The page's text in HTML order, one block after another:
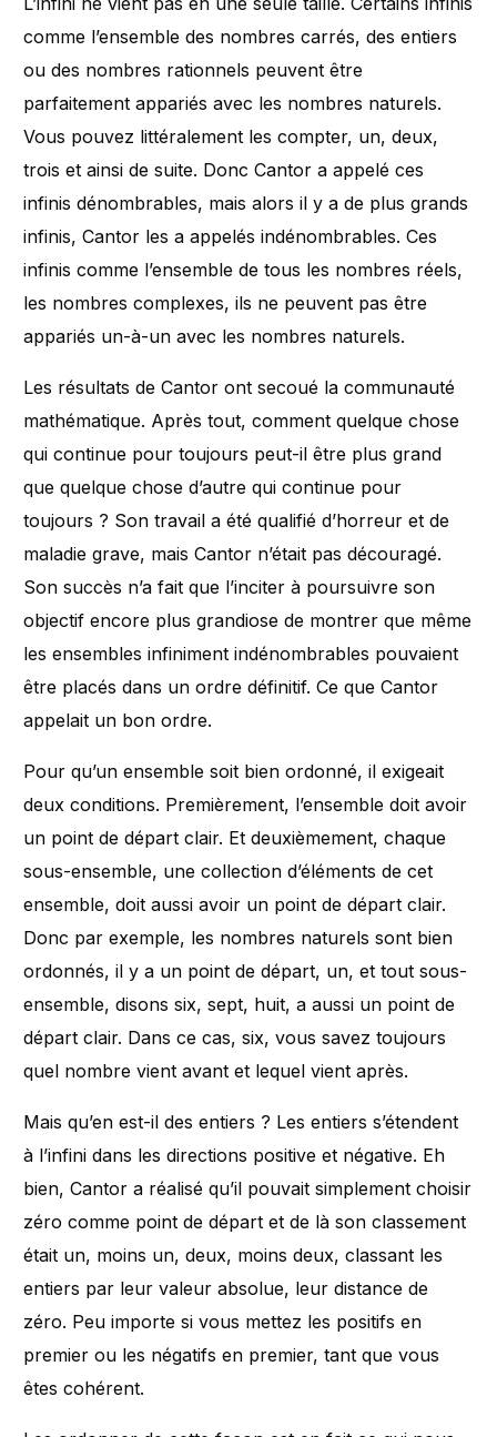
comme l’ensemble des nombres carrés, des entiers
ou des nombres rationnels peuvent être
parfaitement appariés avec les nombres naturels.
Vous pouvez littéralement les compter, un, deux,
trois et ainsi de suite. Donc Cantor a appelé ces
infinis dénombrables, mais alors il y a de plus grands
infinis, Cantor les a appelés indénombrables. Ces
infinis comme l’ensemble de tous les nombres réels,
les nombres complexes, ils ne peuvent pas être
appariés un-à-un avec les nombres naturels.
Les résultats de Cantor ont secoué la communauté
mathématique. Après tout, comment quelque chose
qui continue pour toujours peut-il être plus grand
que quelque chose d’autre qui continue pour
toujours ? Son travail a été qualifié d’horreur et de
maladie grave, mais Cantor n’était pas découragé.
Son succès n’a fait que l’inciter à poursuivre son
objectif encore plus grandiose de montrer que même
les ensembles infiniment indénombrables pouvaient
être placés dans un ordre définitif. Ce que Cantor
appelait un bon ordre.
Pour qu’un ensemble soit bien ordonné, il exigeait
deux conditions. Premièrement, l’ensemble doit avoir
un point de départ clair. Et deuxièmement, chaque
sous-ensemble, une collection d’éléments de cet
ensemble, doit aussi avoir un point de départ clair.
Donc par exemple, les nombres naturels sont bien
ordonnés, il y a un point de départ, un, et tout sous-
ensemble, disons six, sept, huit, a aussi un point de
départ clair. Dans ce cas, six, vous savez toujours
quel nombre vient avant et lequel vient après.
Mais qu’en est-il des entiers ? Les entiers s’étendent
à l’infini dans les directions positive et négative. Eh
bien, Cantor a réalisé qu’il pouvait simplement choisir
zéro comme point de départ et de là son classement
était un, moins un, deux, moins deux, classant les
entiers par leur valeur absolue, leur distance de
zéro. Peu importe si vous mettez les positifs en
premier ou les négatifs en premier, tant que vous
êtes cohérent.